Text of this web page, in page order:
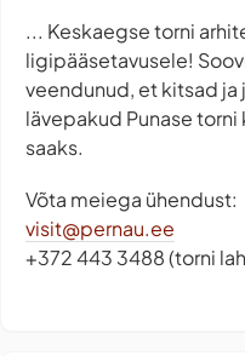
... Keskaegse torni
ligipääsetavusele!
veendunud, et kitsad
lävepakud Punase
saaks.
Võta meiega ühendust:
visit@pernau.ee
+372 443 3488 (torni